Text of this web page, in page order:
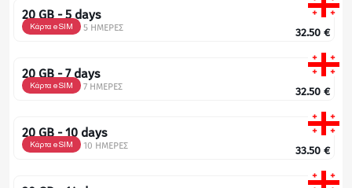
20 GB - 5 days
Κάρτα eSIM 5 ΗΜΕΡΕΣ 32.50 €
20 GB - 7 days
Κάρτα eSIM 7 ΗΜΕΡΕΣ 32.50 €
20 GB - 10 days
Κάρτα eSIM 10 ΗΜΕΡΕΣ 33.50 €